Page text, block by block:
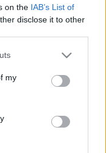
on the IAB’s List of
disclose it to other
one or more Google
You may click to
third-party tags to
in below Google
my
31.
nagy utazás
legmélyére.